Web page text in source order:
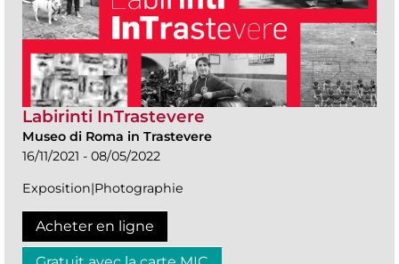
Labirinti InTrastevere
Museo di Roma in Trastevere
16/11/2021 - 08/05/2022
Exposition|Photographie
Acheter en ligne